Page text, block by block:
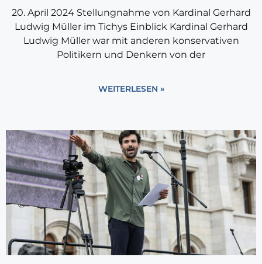
20. April 2024 Stellungnahme von Kardinal Gerhard
Ludwig Müller im Tichys Einblick Kardinal Gerhard
Ludwig Müller war mit anderen konservativen
Politikern und Denkern von der
WEITERLESEN »